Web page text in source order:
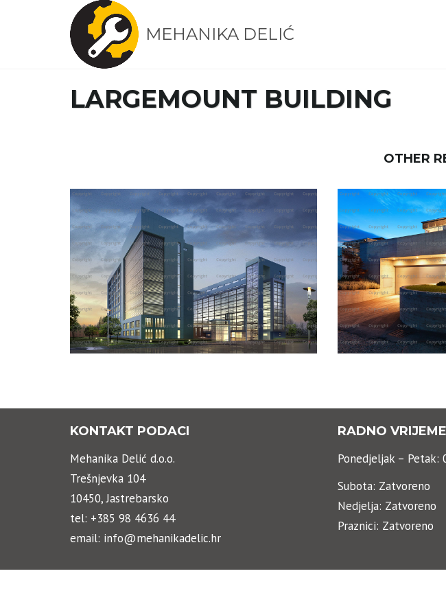
MEHANIKA DELIĆ
LARGEMOUNT BUILDING
OTHER
STAVROGIN BUILDING
KONTAKT PODACI
Mehanika Delić d.o.o.
Trešnjevka 104
10450, Jastrebarsko
tel: +385 98 4636 44
email: info@mehanikadelic.hr
RADNO VRIJEME
Ponedjeljak – Petak:
Subota: Zatvoreno
Nedjelja: Zatvoreno
Praznici: Zatvoreno